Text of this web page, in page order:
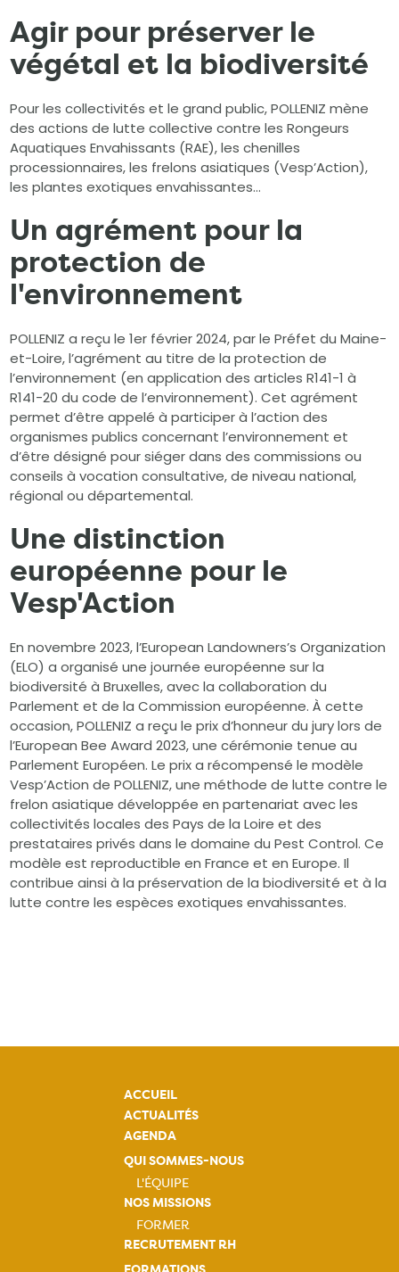
Agir pour préserver le
végétal et la biodiversité
Pour les collectivités et le grand public, POLLENIZ mène
des actions de lutte collective contre les Rongeurs
Aquatiques Envahissants (RAE), les chenilles
processionnaires, les frelons asiatiques (Vesp’Action),
les plantes exotiques envahissantes…
Un agrément pour la
protection de
l'environnement
POLLENIZ a reçu le 1er février 2024, par le Préfet du Maine-
et-Loire, l’agrément au titre de la protection de
l’environnement (en application des articles R141-1 à
R141-20 du code de l’environnement). Cet agrément
permet d’être appelé à participer à l’action des
organismes publics concernant l’environnement et
d’être désigné pour siéger dans des commissions ou
conseils à vocation consultative, de niveau national,
régional ou départemental.
Une distinction
européenne pour le
Vesp'Action
En novembre 2023, l’European Landowners’s Organization
(ELO) a organisé une journée européenne sur la
biodiversité à Bruxelles, avec la collaboration du
Parlement et de la Commission européenne. À cette
occasion, POLLENIZ a reçu le prix d’honneur du jury lors de
l’European Bee Award 2023, une cérémonie tenue au
Parlement Européen. Le prix a récompensé le modèle
Vesp’Action de POLLENIZ, une méthode de lutte contre le
frelon asiatique développée en partenariat avec les
collectivités locales des Pays de la Loire et des
prestataires privés dans le domaine du Pest Control. Ce
modèle est reproductible en France et en Europe. Il
contribue ainsi à la préservation de la biodiversité et à la
lutte contre les espèces exotiques envahissantes.
ACCUEIL
ACTUALITÉS
AGENDA
QUI SOMMES-NOUS
Navigation
principale
L'ÉQUIPE
NOS MISSIONS
Navigation
FORMER
RECRUTEMENT RH